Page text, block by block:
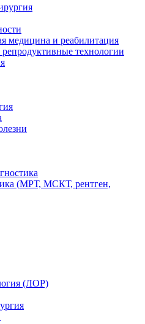
медицина и реабилитация
технологии
(МРТ, МСКТ, рентген,
(ЛОР)